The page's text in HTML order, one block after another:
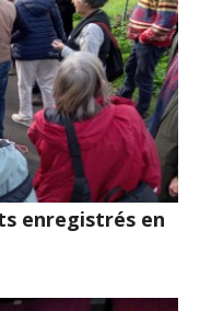
enregistrés en